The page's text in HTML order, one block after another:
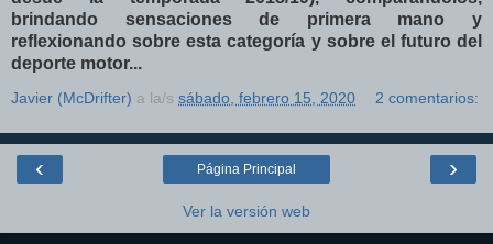
brindando sensaciones de primera mano y
reflexionando sobre esta categoría y sobre el futuro del
deporte motor...
Javier (McDrifter) a la/s sábado, febrero 15, 2020 2 comentarios:
‹ ›
Página Principal
Ver la versión web